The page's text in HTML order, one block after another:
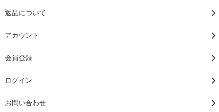
返品について
アカウント
会員登録
ログイン
お問い合わせ